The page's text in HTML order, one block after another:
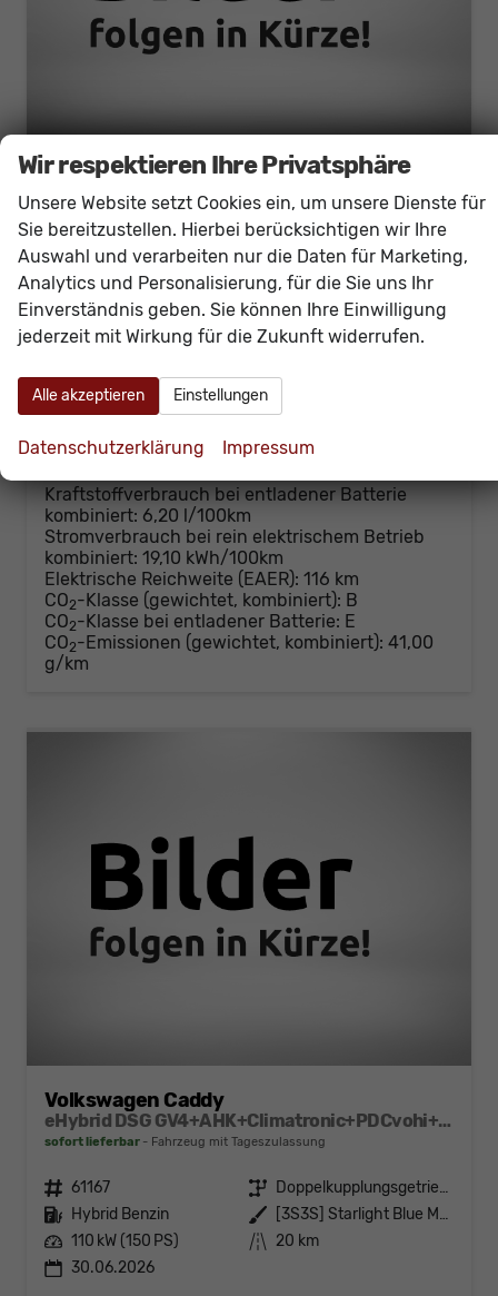
Volkswagen Caddy
eHybrid DSG GV4+AHK+Climatronic+PDCvohi+Cam+Regensens.+AppConnect
sofort lieferbar Fahrzeug mit Zulassung
Fahrzeugnr. 61166 Getriebe
Kraftstoff Hybrid Benzin Außenfarbe
[3S3S] Starlight Blue Metallic
Leistung 110 kW (150 PS) Kilometerstand 20 km
37.430,– €
Energieverbrauch (gewichtet, kombiniert):
Kraftstoffverbrauch bei entladener Batterie
kombiniert: 6,20 l/100km
Stromverbrauch bei rein elektrischem Betrieb
kombiniert: 19,10 kWh/100km
Elektrische Reichweite (EAER): 116 km
CO2-Klasse (gewichtet, kombiniert): B
CO2-Klasse bei entladener Batterie: E
CO2-Emissionen (gewichtet, kombiniert): 41,00
g/km
Volkswagen Caddy
eHybrid DSG GV4+AHK+Climatronic+PDCvohi+Cam+Regensens.+AppConnect
sofort lieferbar Fahrzeug mit Tageszulassung
Fahrzeugnr. 61167 Getriebe
Doppelkupplungsgetriebe (DSG)
Kraftstoff Hybrid Benzin Außenfarbe
[3S3S] Starlight Blue Metallic
Leistung 110 kW (150 PS) Kilometerstand 20 km
30.06.2026
Wir respektieren Ihre Privatsphäre
Unsere Website setzt Cookies ein, um unsere Dienste für
Sie bereitzustellen. Hierbei berücksichtigen wir Ihre
Auswahl und verarbeiten nur die Daten für Marketing,
Analytics und Personalisierung, für die Sie uns Ihr
Einverständnis geben. Sie können Ihre Einwilligung
jederzeit mit Wirkung für die Zukunft widerrufen.
Alle akzeptieren Einstellungen
Datenschutzerklärung Impressum